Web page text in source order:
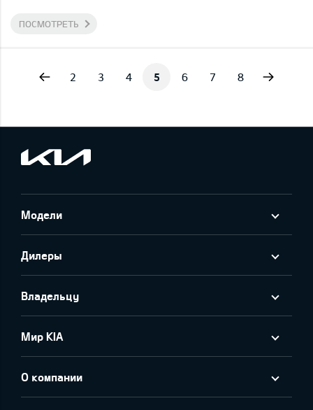
ПОСМОТРЕТЬ
2 3 4 5 6 7 8
Модели
Дилеры
Владельцу
Мир KIA
О компании